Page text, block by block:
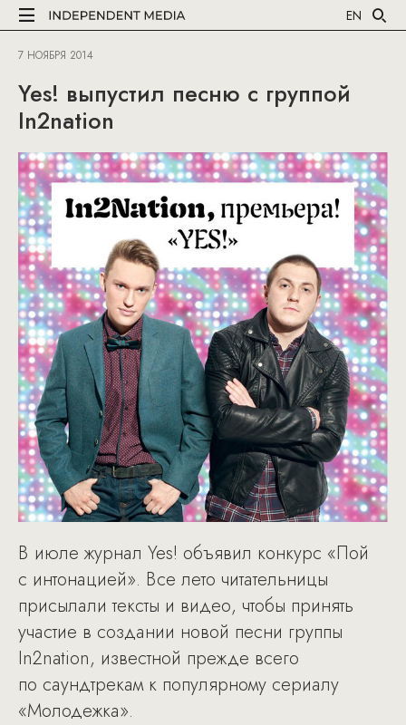
EN
7 НОЯБРЯ 2014
Yes! выпустил песню с группой
In2nation
В июле журнал Yes! объявил конкурс «Пой
с интонацией». Все лето читательницы
присылали тексты и видео, чтобы принять
участие в создании новой песни группы
In2nation, известной прежде всего
по саундтрекам к популярному сериалу
«Молодежка».